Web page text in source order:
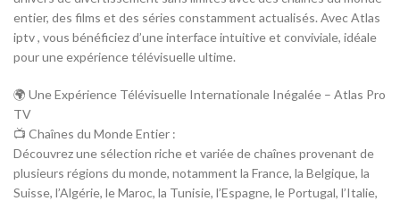
entier, des films et des séries constamment actualisés. Avec Atlas
iptv , vous bénéficiez d’une interface intuitive et conviviale, idéale
pour une expérience télévisuelle ultime.
🌍 Une Expérience Télévisuelle Internationale Inégalée – Atlas Pro
TV
📺 Chaînes du Monde Entier :
Découvrez une sélection riche et variée de chaînes provenant de
plusieurs régions du monde, notamment la France, la Belgique, la
Suisse, l’Algérie, le Maroc, la Tunisie, l’Espagne, le Portugal, l’Italie,